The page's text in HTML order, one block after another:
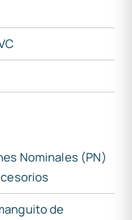
Nominales (PN)
de